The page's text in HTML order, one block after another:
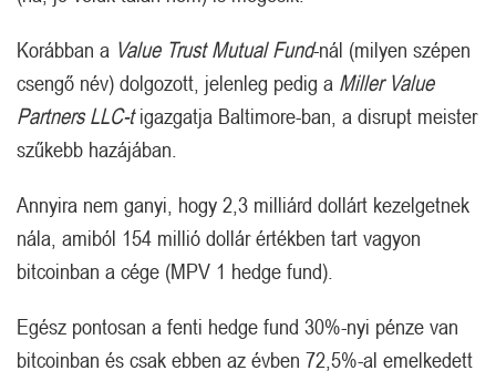
Korábban a Value Trust Mutual Fund-nál (milyen szépen
csengő név) dolgozott, jelenleg pedig a Miller Value
Partners LLC-tigazgatja Baltimore-ban, a disrupt meister
szűkebb hazájában.
Annyira nem ganyi, hogy 2,3 milliárd dollárt kezelgetnek
nála, amiból 154 millió dollár értékben tart vagyon
bitcoinban a cége (MPV 1 hedge fund).
Egész pontosan a fenti hedge fund 30%-nyi pénze van
bitcoinban és csak ebben az évben 72,5%-al emelkedett